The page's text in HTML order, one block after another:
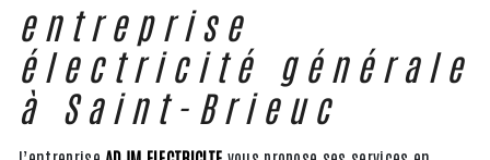
entreprise
électricité générale
à Saint-Brieuc